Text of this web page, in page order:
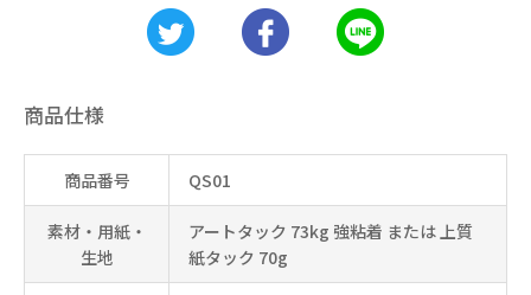
商品仕様
商品番号 QS01
素材・用紙・
生地
アートタック 73kg 強粘着 または 上質
紙タック 70g